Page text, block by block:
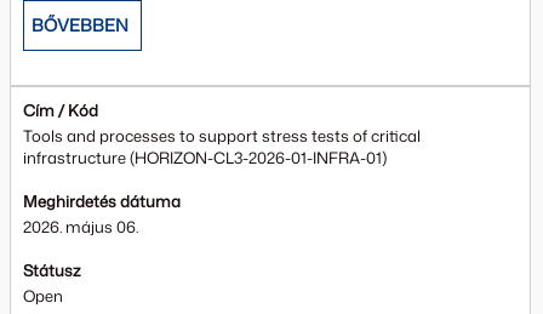
BŐVEBBEN
Cím / Kód
Tools and processes to support stress tests of critical
infrastructure (HORIZON-CL3-2026-01-INFRA-01)
Meghirdetés dátuma
2026. május 06.
Státusz
Open